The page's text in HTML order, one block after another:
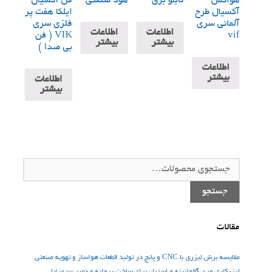
آکسیال طرح
آلمانی سری
vif
اطلاعات
بیشتر
اطلاعات
بیشتر
اطلاعات
بیشتر
ایلکا هفت پر
فلزی سری
VIK ( فن
بی صدا )
اطلاعات
بیشتر
برای:
جستجو
مقالات
مقایسه برش لیزری با CNC و پانچ در تولید قطعات هواساز و تهویه صنعتی